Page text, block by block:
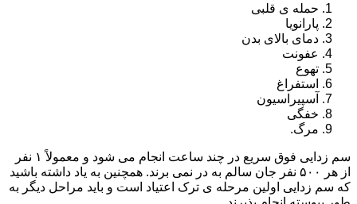
حمله ی قلبی
پارانویا
دمای بالای بدن
عفونت
تهوع
استفراغ
آسپیراسیون
خفگی
مرگ.
سم زدایی فوق سریع در چند ساعت انجام می شود و معمولاً ۱ نفر
از هر ۵۰۰ نفر جان سالم به در نمی برند. همچنین به یاد داشته باشید
که سم زدایی اولین مرحله ی ترک اعتیاد است و باید مراحل دیگر به